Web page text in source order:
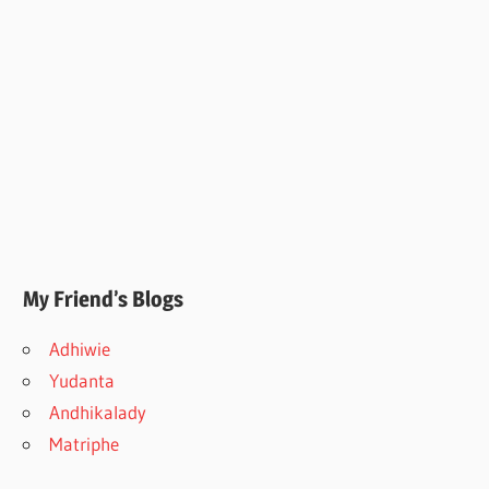
My Friend’s Blogs
Adhiwie
Yudanta
Andhikalady
Matriphe